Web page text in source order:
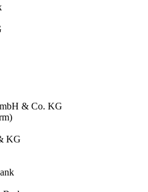
& Co. KG
KG